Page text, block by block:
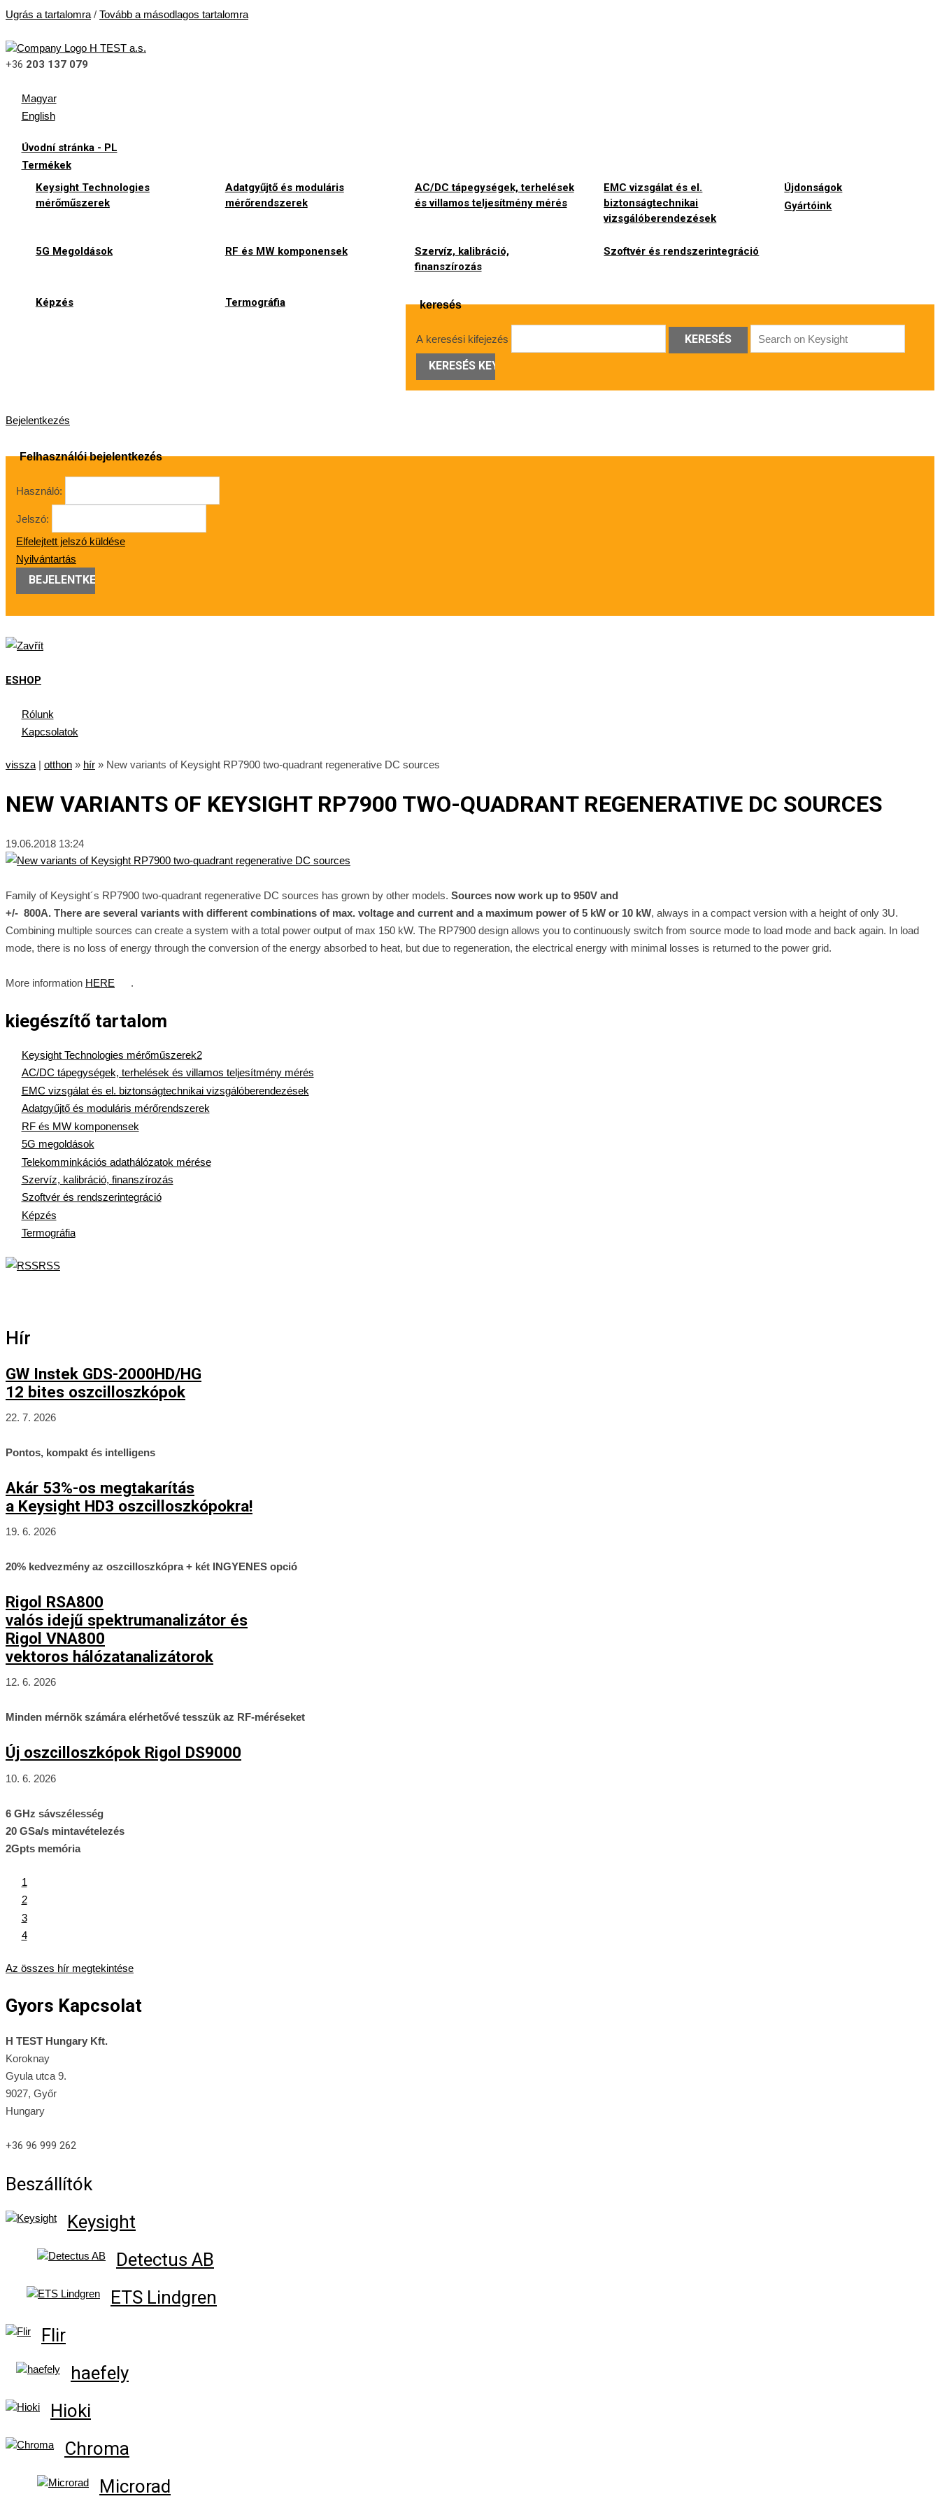
Ugrás a tartalomra / Tovább a másodlagos tartalomra
+36 203 137 079
Magyar
English
Úvodní stránka - PL
Termékek
Keysight Technologies
mérőműszerek
Adatgyűjtő és moduláris
mérőrendszerek
AC/DC tápegységek, terhelések
és villamos teljesítmény mérés
EMC vizsgálat és el.
biztonságtechnikai
vizsgálóberendezések
5G Megoldások RF és MW komponensek
Szervíz, kalibráció,
finanszírozás
Szoftvér és rendszerintegráció
Képzés Termográfia
Újdonságok
Gyártóink
keresés
A keresési kifejezés
Bejelentkezés
Felhasználói bejelentkezés
Használó:
Jelszó:
Elfelejtett jelszó küldése
Nyilvántartás
ESHOP
Rólunk
Kapcsolatok
vissza | otthon » hír » New variants of Keysight RP7900 two-quadrant regenerative DC sources
NEW VARIANTS OF KEYSIGHT RP7900 TWO-QUADRANT REGENERATIVE DC SOURCES
19.06.2018 13:24
Family of Keysight´s RP7900 two-quadrant regenerative DC sources has grown by other models. Sources now work up to 950V and
+/- 800A. There are several variants with different combinations of max. voltage and current and a maximum power of 5 kW or 10 kW, always in a compact version with a height of only 3U.
Combining multiple sources can create a system with a total power output of max 150 kW. The RP7900 design allows you to continuously switch from source mode to load mode and back again. In load
mode, there is no loss of energy through the conversion of the energy absorbed to heat, but due to regeneration, the electrical energy with minimal losses is returned to the power grid.
More information HERE .
kiegészítő tartalom
Keysight Technologies mérőműszerek2
AC/DC tápegységek, terhelések és villamos teljesítmény mérés
EMC vizsgálat és el. biztonságtechnikai vizsgálóberendezések
Adatgyűjtő és moduláris mérőrendszerek
RF és MW komponensek
5G megoldások
Telekomminkációs adathálózatok mérése
Szervíz, kalibráció, finanszírozás
Szoftvér és rendszerintegráció
Képzés
Termográfia
RSS
Hír
GW Instek GDS-2000HD/HG
12 bites oszcilloszkópok
22. 7. 2026
Pontos, kompakt és intelligens
Akár 53%-os megtakarítás
a Keysight HD3 oszcilloszkópokra!
19. 6. 2026
20% kedvezmény az oszcilloszkópra + két INGYENES opció
Rigol RSA800
valós idejű spektrumanalizátor és
Rigol VNA800
vektoros hálózatanalizátorok
12. 6. 2026
Minden mérnök számára elérhetővé tesszük az RF-méréseket
Új oszcilloszkópok Rigol DS9000
10. 6. 2026
6 GHz sávszélesség
20 GSa/s mintavételezés
2Gpts memória
1
2
3
4
Az összes hír megtekintése
Gyors Kapcsolat
H TEST Hungary Kft.
Koroknay
Gyula utca 9.
9027, Győr
Hungary
+36 96 999 262
Beszállítók
Keysight
Detectus AB
ETS Lindgren
Flir
haefely
Hioki
Chroma
Microrad